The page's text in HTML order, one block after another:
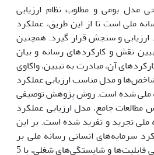
مدل بومی و مطلوب نظام ارزیابی
ملی است تا از این طریق، عملکرد
ارزیابی و سنجش قرار گیرد. همچنین
نقش و کارکردهای رسانه و بیان
آن، مبادرت به تبیین، واکاوی
شاخص‌ها و مدل مناسب ارزیابی عملکرد
ملی شده است. روش پژوهش توصیفی
جامع، مدل ارزیابی عملکرد
ملی تجرید و تفرید شده است. بر این
سرمایه‌های انسانی رسانه ملی بر
سه رکن کلان: الف) ارزیابی قابلیت‌ها و شایستگی‌های شغلی، با 5